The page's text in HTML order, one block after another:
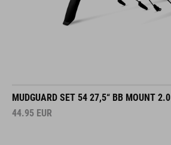
MUDGUARD SET 54 27,5“ BB MOUNT 2.0
44.95 EUR